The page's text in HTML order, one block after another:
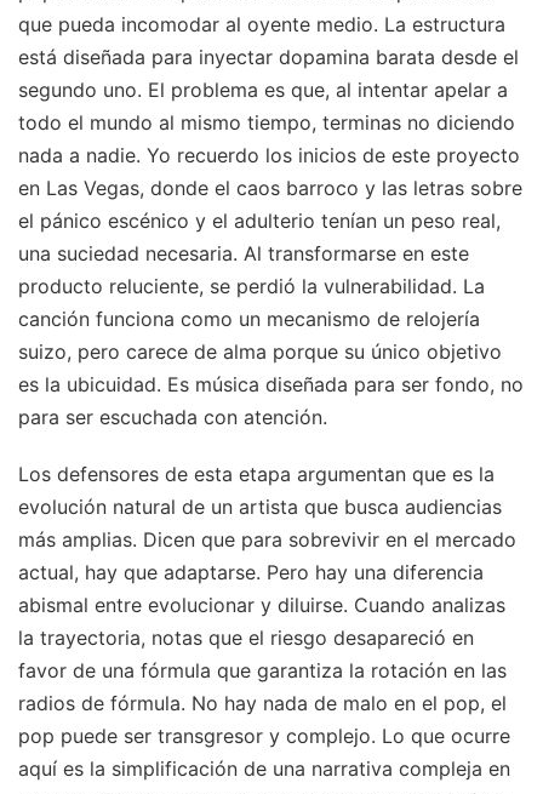
que pueda incomodar al oyente medio. La estructura
está diseñada para inyectar dopamina barata desde el
segundo uno. El problema es que, al intentar apelar a
todo el mundo al mismo tiempo, terminas no diciendo
nada a nadie. Yo recuerdo los inicios de este proyecto
en Las Vegas, donde el caos barroco y las letras sobre
el pánico escénico y el adulterio tenían un peso real,
una suciedad necesaria. Al transformarse en este
producto reluciente, se perdió la vulnerabilidad. La
canción funciona como un mecanismo de relojería
suizo, pero carece de alma porque su único objetivo
es la ubicuidad. Es música diseñada para ser fondo, no
para ser escuchada con atención.
Los defensores de esta etapa argumentan que es la
evolución natural de un artista que busca audiencias
más amplias. Dicen que para sobrevivir en el mercado
actual, hay que adaptarse. Pero hay una diferencia
abismal entre evolucionar y diluirse. Cuando analizas
la trayectoria, notas que el riesgo desapareció en
favor de una fórmula que garantiza la rotación en las
radios de fórmula. No hay nada de malo en el pop, el
pop puede ser transgresor y complejo. Lo que ocurre
aquí es la simplificación de una narrativa compleja en